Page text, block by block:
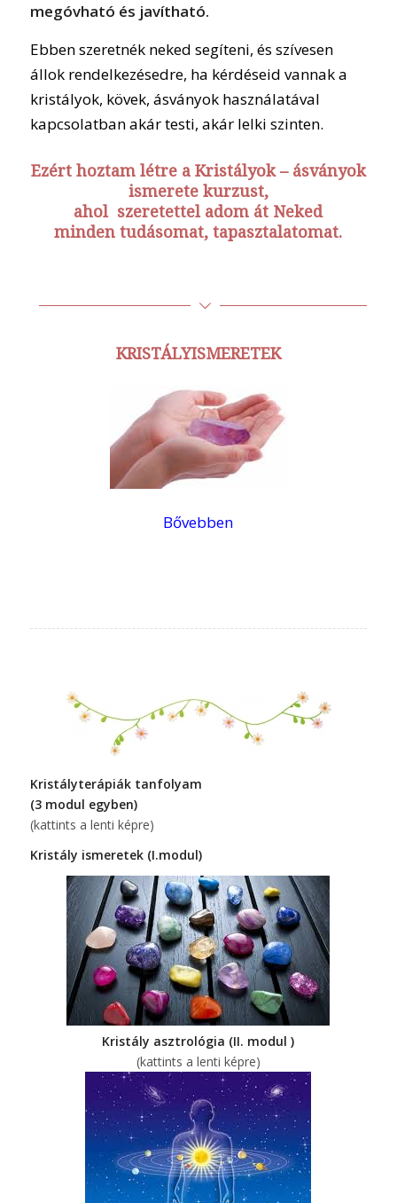
megóvható és javítható.
Ebben szeretnék neked segíteni, és szívesen
állok rendelkezésedre, ha kérdéseid vannak a
kristályok, kövek, ásványok használatával
kapcsolatban akár testi, akár lelki szinten.
Ezért hoztam létre a Kristályok – ásványok
ismerete kurzust,
ahol szeretettel adom át Neked
minden tudásomat, tapasztalatomat.
KRISTÁLYISMERETEK
Bővebben
Kristályterápiák tanfolyam
(3 modul egyben)
(kattints a lenti képre)
Kristály ismeretek (I.modul)
Kristály asztrológia (II. modul )
(kattints a lenti képre)